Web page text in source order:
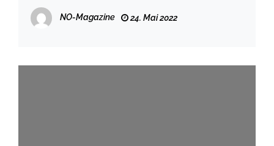
Ämter Büsum-Wesselburen und
Marne-Nordsee
NO-Magazine 24. Mai 2022